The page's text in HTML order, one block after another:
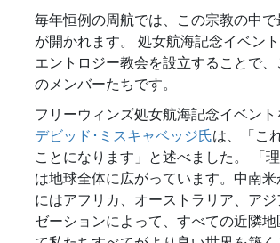
毎年恒例の周航では、この宗教の中
が開かれます。 処女航海記念イベン
エントロジー教会を設立することで
のメンバーたちです。
フリーウィンズ処女航海記念イベン
デビッド･ミスキャベッジ氏は、「こ
ことになります」と述べました。 「
は地球全体に広がっています。中南
にはアフリカ、オーストラリア、ア
ゼーションによって、すべての近隣地